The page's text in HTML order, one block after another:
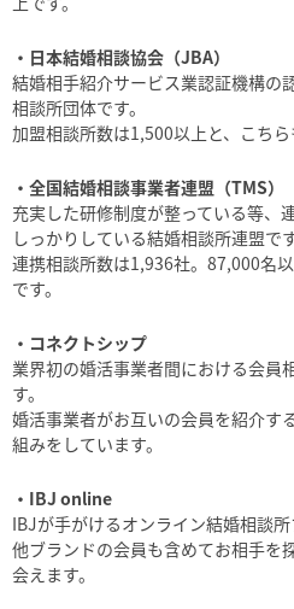
・日本結婚相談協会（JBA）
結婚相手紹介サービス業認証機構の
相談所団体です。
加盟相談所数は1,500以上と、こちら
・全国結婚相談事業者連盟（TMS）
充実した研修制度が整っている等、
しっかりしている結婚相談所連盟です
連携相談所数は1,936社。87,000名
です。
・コネクトシップ
業界初の婚活事業者間における会員
す。
婚活事業者がお互いの会員を紹介す
組みをしています。
・IBJ online
IBJが手がけるオンライン結婚相談所
他ブランドの会員も含めてお相手を
会えます。